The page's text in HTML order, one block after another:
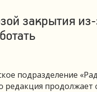
закрытия
подразделение
редакция продолжает